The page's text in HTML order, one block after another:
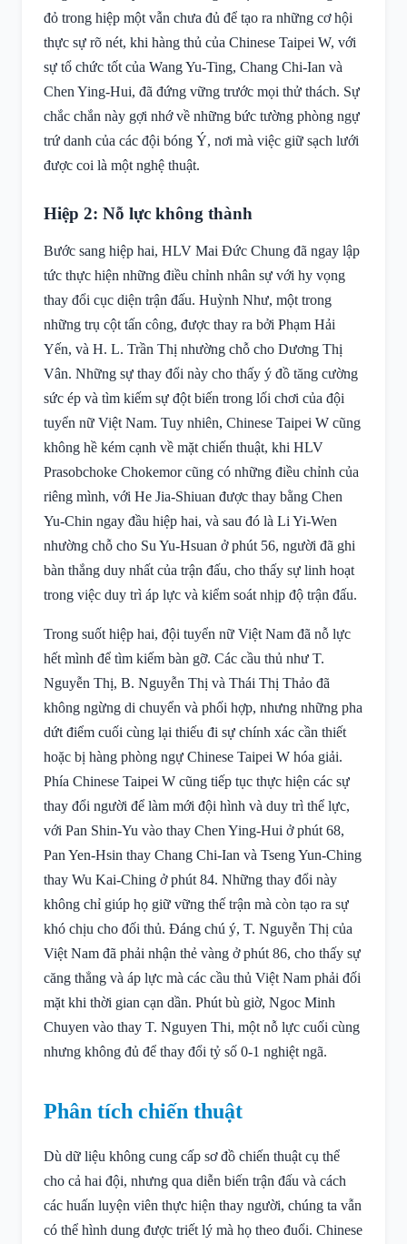
đỏ trong hiệp một vẫn chưa đủ để tạo ra những cơ hội
thực sự rõ nét, khi hàng thủ của Chinese Taipei W, với
sự tổ chức tốt của Wang Yu-Ting, Chang Chi-Ian và
Chen Ying-Hui, đã đứng vững trước mọi thử thách. Sự
chắc chắn này gợi nhớ về những bức tường phòng ngự
trứ danh của các đội bóng Ý, nơi mà việc giữ sạch lưới
được coi là một nghệ thuật.
Hiệp 2: Nỗ lực không thành
Bước sang hiệp hai, HLV Mai Đức Chung đã ngay lập
tức thực hiện những điều chỉnh nhân sự với hy vọng
thay đổi cục diện trận đấu. Huỳnh Như, một trong
những trụ cột tấn công, được thay ra bởi Phạm Hải
Yến, và H. L. Trần Thị nhường chỗ cho Dương Thị
Vân. Những sự thay đổi này cho thấy ý đồ tăng cường
sức ép và tìm kiếm sự đột biến trong lối chơi của đội
tuyển nữ Việt Nam. Tuy nhiên, Chinese Taipei W cũng
không hề kém cạnh về mặt chiến thuật, khi HLV
Prasobchoke Chokemor cũng có những điều chỉnh của
riêng mình, với He Jia-Shiuan được thay bằng Chen
Yu-Chin ngay đầu hiệp hai, và sau đó là Li Yi-Wen
nhường chỗ cho Su Yu-Hsuan ở phút 56, người đã ghi
bàn thắng duy nhất của trận đấu, cho thấy sự linh hoạt
trong việc duy trì áp lực và kiểm soát nhịp độ trận đấu.
Trong suốt hiệp hai, đội tuyển nữ Việt Nam đã nỗ lực
hết mình để tìm kiếm bàn gỡ. Các cầu thủ như T.
Nguyễn Thị, B. Nguyễn Thị và Thái Thị Thảo đã
không ngừng di chuyển và phối hợp, nhưng những pha
dứt điểm cuối cùng lại thiếu đi sự chính xác cần thiết
hoặc bị hàng phòng ngự Chinese Taipei W hóa giải.
Phía Chinese Taipei W cũng tiếp tục thực hiện các sự
thay đổi người để làm mới đội hình và duy trì thể lực,
với Pan Shin-Yu vào thay Chen Ying-Hui ở phút 68,
Pan Yen-Hsin thay Chang Chi-Ian và Tseng Yun-Ching
thay Wu Kai-Ching ở phút 84. Những thay đổi này
không chỉ giúp họ giữ vững thế trận mà còn tạo ra sự
khó chịu cho đối thủ. Đáng chú ý, T. Nguyễn Thị của
Việt Nam đã phải nhận thẻ vàng ở phút 86, cho thấy sự
căng thẳng và áp lực mà các cầu thủ Việt Nam phải đối
mặt khi thời gian cạn dần. Phút bù giờ, Ngoc Minh
Chuyen vào thay T. Nguyen Thi, một nỗ lực cuối cùng
nhưng không đủ để thay đổi tỷ số 0-1 nghiệt ngã.
Phân tích chiến thuật
Dù dữ liệu không cung cấp sơ đồ chiến thuật cụ thể
cho cả hai đội, nhưng qua diễn biến trận đấu và cách
các huấn luyện viên thực hiện thay người, chúng ta vẫn
có thể hình dung được triết lý mà họ theo đuổi. Chinese